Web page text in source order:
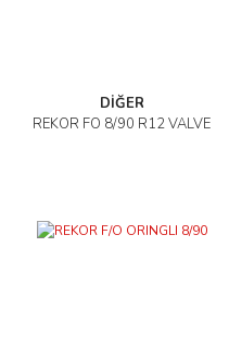
DİĞER
REKOR FO 8/90 R12 VALVE